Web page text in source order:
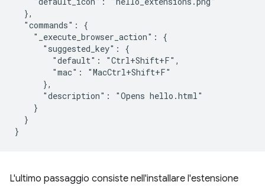
  },
  "commands": {
    "_execute_browser_action": {
      "suggested_key": {
        "default": "Ctrl+Shift+F",
        "mac": "MacCtrl+Shift+F"
      },
      "description": "Opens hello.html"
    }
  }
L'ultimo passaggio consiste nell'installare l'estensione